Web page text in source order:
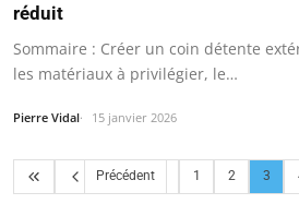
réduit
Sommaire : Créer un coin détente
les matériaux à privilégier, le…
Pierre Vidal 15 janvier 2026
Précédent 1 2 3